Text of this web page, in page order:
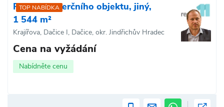
TOP NABÍDKA
Prodej komerčního objektu, jiný,
1 544 m²
Krajířova, Dačice I, Dačice, okr. Jindřichův Hradec
Cena na vyžádání
Nabídněte cenu